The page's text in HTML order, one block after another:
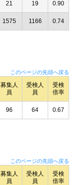
21 19 0.90
1575 1166 0.74
このページの先頭へ戻る
募集人
員
受検人
員
受検
倍率
96 64 0.67
このページの先頭へ戻る
募集人
員
受検人
員
受検
倍率